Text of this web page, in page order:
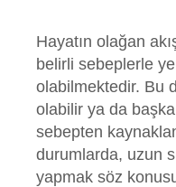
Hayatın olağan
belirli sebeplerle
olabilmektedir. Bu
olabilir ya da
sebepten
durumlarda, uzun
yapmak söz